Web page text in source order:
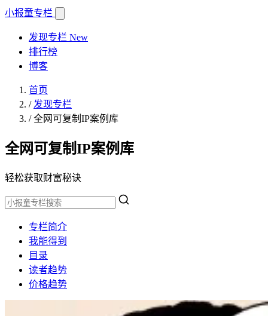
小报童专栏
发现专栏 New
排行榜
博客
首页
/ 发现专栏
/全网可复制IP案例库
全网可复制IP案例库
轻松获取财富秘诀
专栏简介
我能得到
目录
读者趋势
价格趋势